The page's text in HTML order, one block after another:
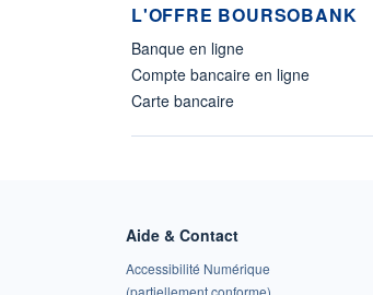
L'OFFRE BOURSOBANK
Banque en ligne
Compte bancaire en ligne
Carte bancaire
Aide & Contact
Accessibilité Numérique
(partiellement conforme)